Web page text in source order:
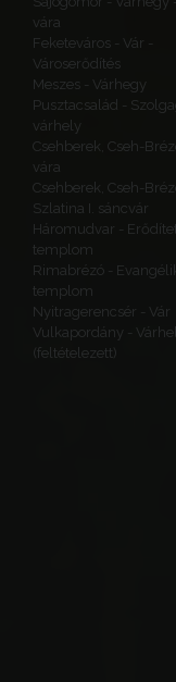
vára
Feketeváros - Vár -
Városerődítés
Meszes - Várhegy
Pusztacsalád -
várhely
Csehberek, Cseh-
vára
Csehberek, Cseh-
Szlatina I. sáncvár
Háromudvar -
templom
Rimabrézó -
templom
Nyitragerencsér - Vár
Vulkapordány -
(feltételezett)